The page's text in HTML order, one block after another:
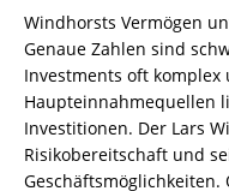
Windhorsts Vermögen
Genaue Zahlen sind
Investments oft
Haupteinnahmequellen
Investitionen. Der Lars
Risikobereitschaft und